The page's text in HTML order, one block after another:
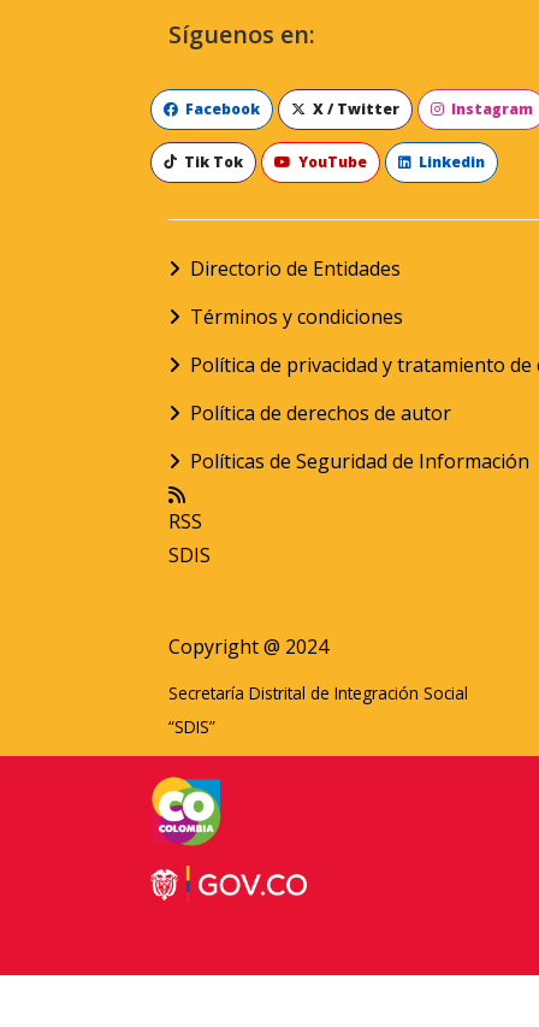
Síguenos en:
Facebook X / Twitter Instagram
Tik Tok YouTube Linkedin
Directorio de Entidades
Términos y condiciones
Política de privacidad y tratamiento
Política de derechos de autor
Políticas de Seguridad de Información
RSS
SDIS
Copyright @ 2024
Secretaría Distrital de Integración Social
“SDIS”